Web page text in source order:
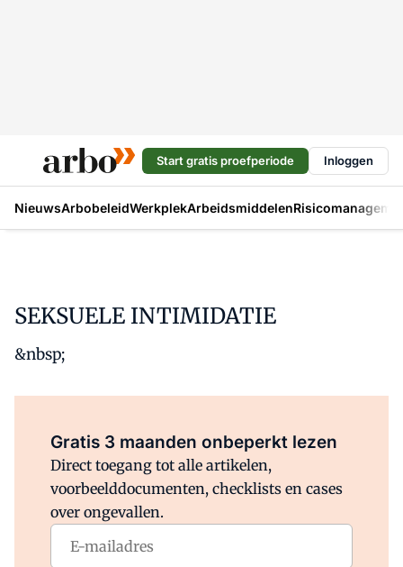
Start gratis proefperiode Inloggen
NieuwsArbobeleidWerkplekArbeidsmiddelen
SEKSUELE INTIMIDATIE
&nbsp;
Gratis 3 maanden onbeperkt lezen
Direct toegang tot alle artikelen,
voorbeelddocumenten, checklists en cases
over ongevallen.